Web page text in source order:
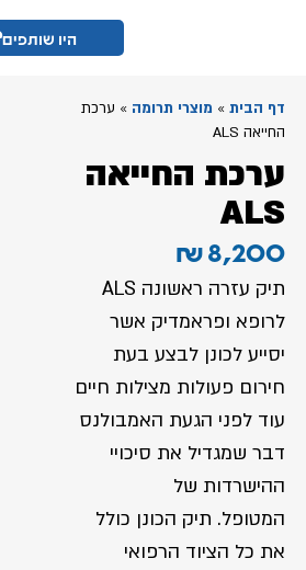
היו שותפים
דף הבית» מוצרי תרומה » ערכת
החייאה ALS
ערכת החייאה
ALS
8,200 ₪
תיק עזרה ראשונה ALS
לרופא ופראמדיק אשר
יסייע לכונן לבצע בעת
חירום פעולות מצילות חיים
עוד לפני הגעת האמבולנס
דבר שמגדיל את סיכויי
ההישרדות של
המטופל. תיק הכונן כולל
את כל הציוד הרפואי